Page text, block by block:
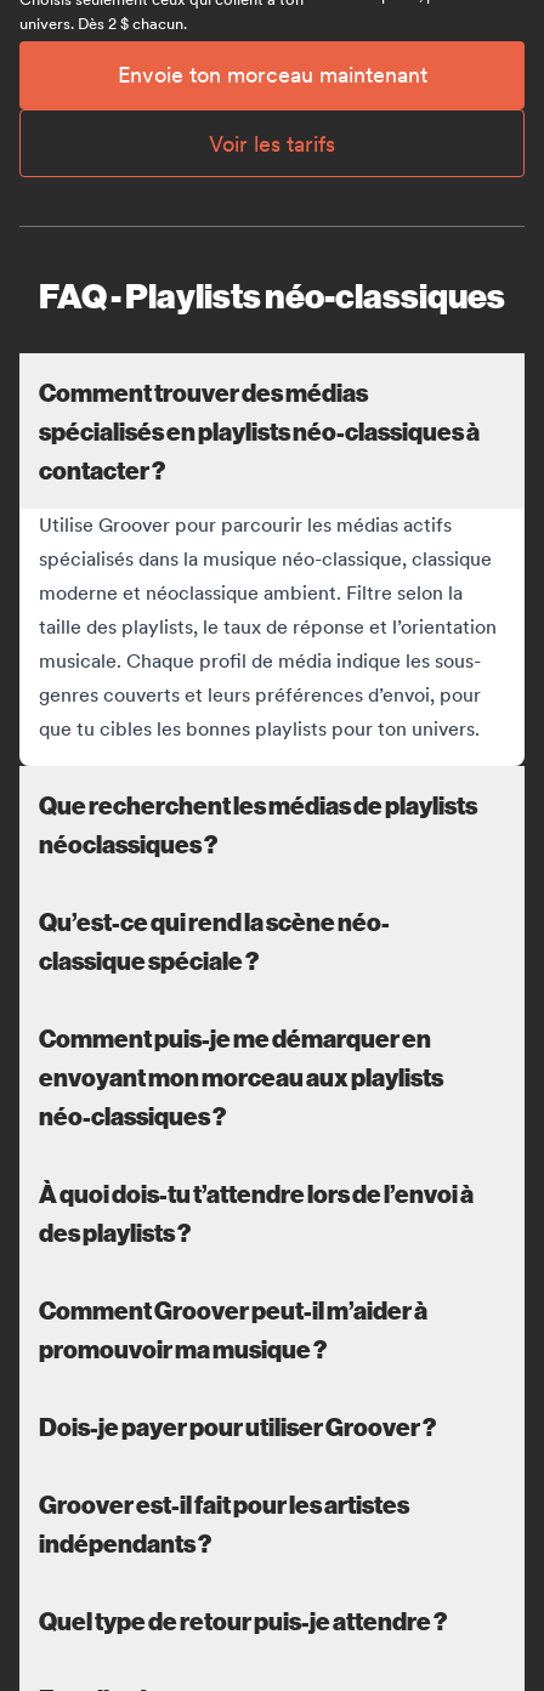
univers. Dès 2 $ chacun.
Envoie ton morceau maintenant
Voir les tarifs
FAQ - Playlists néo-classiques
Comment trouver des médias
spécialisés en playlists néo-classiques à
contacter ?
Utilise Groover pour parcourir les médias actifs
spécialisés dans la musique néo-classique, classique
moderne et néoclassique ambient. Filtre selon la
taille des playlists, le taux de réponse et l’orientation
musicale. Chaque profil de média indique les sous-
genres couverts et leurs préférences d’envoi, pour
que tu cibles les bonnes playlists pour ton univers.
Que recherchent les médias de playlists
néoclassiques ?
Qu’est-ce qui rend la scène néo-
classique spéciale ?
Comment puis-je me démarquer en
envoyant mon morceau aux playlists
néo-classiques ?
À quoi dois-tu t’attendre lors de l’envoi à
des playlists ?
Comment Groover peut-il m’aider à
promouvoir ma musique ?
Dois-je payer pour utiliser Groover ?
Groover est-il fait pour les artistes
indépendants ?
Quel type de retour puis-je attendre ?